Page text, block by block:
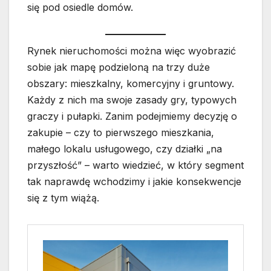
się pod osiedle domów.
Rynek nieruchomości można więc wyobrazić
sobie jak mapę podzieloną na trzy duże
obszary: mieszkalny, komercyjny i gruntowy.
Każdy z nich ma swoje zasady gry, typowych
graczy i pułapki. Zanim podejmiemy decyzję o
zakupie – czy to pierwszego mieszkania,
małego lokalu usługowego, czy działki „na
przyszłość” – warto wiedzieć, w który segment
tak naprawdę wchodzimy i jakie konsekwencje
się z tym wiążą.